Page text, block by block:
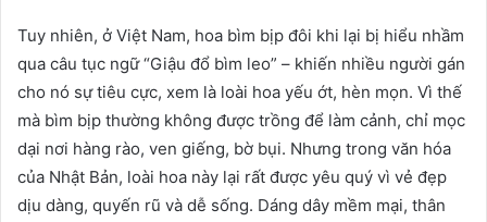
Tuy nhiên, ở Việt Nam, hoa bìm bịp đôi khi lại bị hiểu nhầm
qua câu tục ngữ “Giậu đổ bìm leo” – khiến nhiều người gán
cho nó sự tiêu cực, xem là loài hoa yếu ớt, hèn mọn. Vì thế
mà bìm bịp thường không được trồng để làm cảnh, chỉ mọc
dại nơi hàng rào, ven giếng, bờ bụi. Nhưng trong văn hóa
của Nhật Bản, loài hoa này lại rất được yêu quý vì vẻ đẹp
dịu dàng, quyến rũ và dễ sống. Dáng dây mềm mại, thân